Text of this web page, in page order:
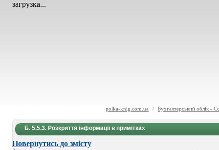
загрузка...
polka-knig.com.ua / Бухгалтерський облік -
Б. 5.5.3. Розкриття інформації в примітках
Повернутись до змісту